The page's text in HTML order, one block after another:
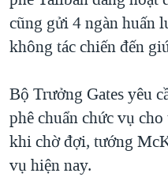
cũng gửi 4 ngàn huấn
không tác chiến đến
Bộ Trưởng Gates yêu
phê chuẩn chức vụ
khi chờ đợi, tướng
vụ hiện nay.